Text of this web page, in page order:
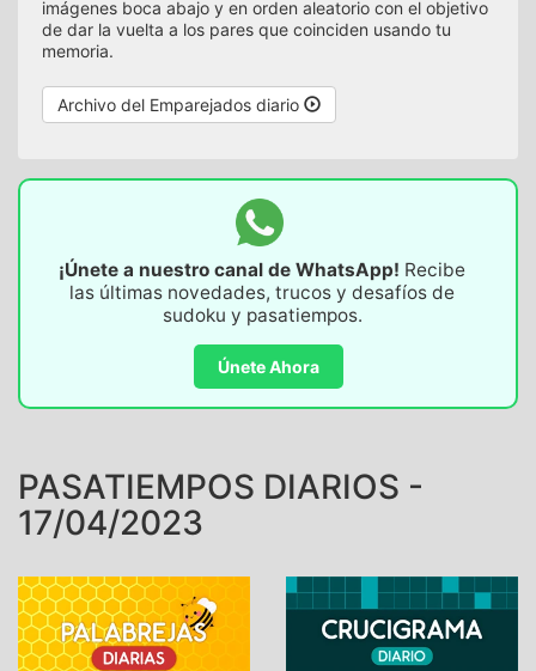
imágenes boca abajo y en orden aleatorio con el objetivo
de dar la vuelta a los pares que coinciden usando tu
memoria.
Archivo del Emparejados diario
¡Únete a nuestro canal de WhatsApp! Recibe
las últimas novedades, trucos y desafíos de
sudoku y pasatiempos.
Únete Ahora
PASATIEMPOS DIARIOS -
17/04/2023